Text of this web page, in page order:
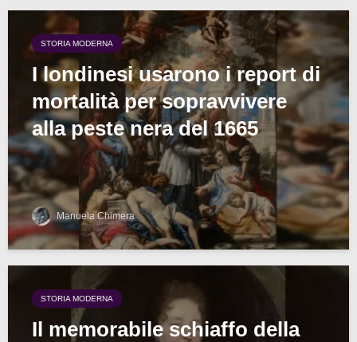
STORIA MODERNA
I londinesi usarono i report di
mortalità per sopravvivere
alla peste nera del 1665
Manuela Chimera
STORIA MODERNA
Il memorabile schiaffo della